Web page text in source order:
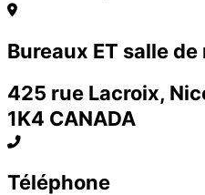
Bureaux ET salle
425 rue Lacroix,
1K4 CANADA
Téléphone